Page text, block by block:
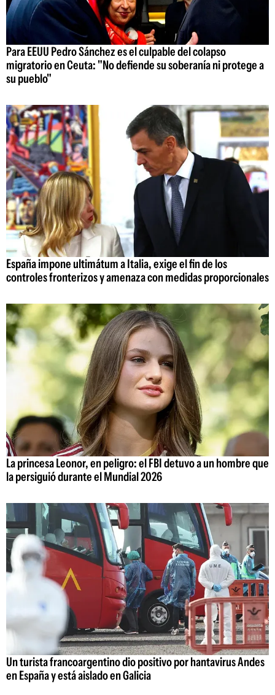
Para EEUU Pedro Sánchez es el culpable del colapso
migratorio en Ceuta: "No defiende su soberanía ni protege a
su pueblo"
España impone ultimátum a Italia, exige el fin de los
controles fronterizos y amenaza con medidas proporcionales
La princesa Leonor, en peligro: el FBI detuvo a un hombre que
la persiguió durante el Mundial 2026
Un turista francoargentino dio positivo por hantavirus Andes
en España y está aislado en Galicia